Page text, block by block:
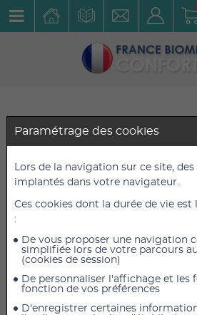
française Systam est
disponible chez MSA
exclusif de la Gamme
Paramétrage des cookies
Lors de la navigation sur ce site,
implantés dans votre navigateur.
Ces cookies dont la durée de vie
:
De vous proposer une navigation
simplifiée lors de votre parcours
(cookies de session)
De personnaliser l'affichage et les
fonction de vos préférences
D'enregistrer certaines